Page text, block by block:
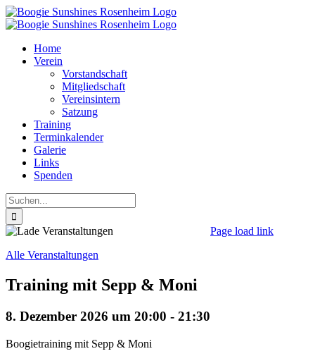
Zum
Inhalt
Home
Verein
Vorstandschaft
Mitgliedschaft
Vereinsintern
Satzung
Training
Terminkalender
Galerie
Links
Spenden
Suche
nach:
Alle Veranstaltungen
Training mit Sepp & Moni
8. Dezember 2026 um 20:00 - 21:30
Boogietraining mit Sepp & Moni
Page load link